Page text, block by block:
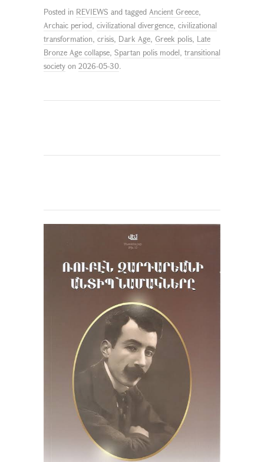
Posted in REVIEWS and tagged Ancient Greece,
Archaic period, civilizational divergence, civilizational
transformation, crisis, Dark Age, Greek polis, Late
Bronze Age collapse, Spartan polis model, transitional
society on 2026-05-30.